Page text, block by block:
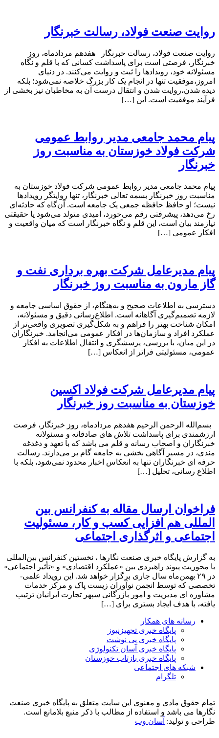
روایت صنعت فولاد،‌ رسالت خبرنگار
روایت صنعت فولاد،‌ رسالت خبرنگار هفدهم مردادماه، روز
خبرنگار، فرصتی است برای پاسداشت کسانی که با قلم و نگاه
مسئولانه خود، رویدادها را ثبت و روایت می‌کنند. در دنیای
امروز،موفقیت تنها در انجام یک کار بزرگ خلاصه نمی‌شود؛ بلکه
دیده شدن،روایت شدن و انتقال درست آن به مخاطبان نیز بخشی از
فرآیند موفقیت است. این […]
پیام محمد جامعی مدیر روابط عمومی
شرکت فولاد خوزستان به مناسبت روز
خبرنگار
پیام محمد جامعی مدیر روابط عمومی شرکت فولاد خوزستان به
مناسبت روز خبرنگار بسمه تعالی خبرنگار، تنها روایتگر رویدادها
نیست؛ او حافظ حافظه جمعی یک جامعه است. آن‌گاه که حادثه‌ای
رخ می‌دهد، پیشرفتی رقم می‌خورد، امیدی متولد می‌شود یا حقیقتی
نیازمند بیان است، این قلم و نگاه خبرنگار است که میان واقعیت و
افکار عمومی […]
پیام مدیرعامل شرکت بهره برداری نفت و
گاز مارون به مناسبت روز خبرنگار
دسترسی به اطلاعات صحیح و به‌هنگام، از حقوق اساسی جامعه و
لازمه تصمیم‌گیری آگاهانه است. اطلاع‌رسانی دقیق و مسئولانه،
امکان شناخت بهتر را فراهم و به شکل‌گیری تصویری واقعی‌تر از
عملکرد افراد و سازمان‌ها در افکار عمومی می‌انجامد. خبرنگاران
در این میان، با بررسی، پرسشگری و انتقال اطلاعات به افکار
عمومی، مسئولیتی فراتر از انعکاس […]
پیام مدیرعامل شرکت فولاد اکسین
خوزستان به مناسبت روز خبرنگار
بسم‌الله الرحمن الرحیم هفدهم مردادماه، روز خبرنگار، فرصت
ارزشمندی برای پاسداشت تلاش‌ های صادقانه و مسئولانه
خبرنگاران و اصحاب رسانه و قلم می باشد که با تعهد و دغدغه‌
مندی، در مسیر آگاهی‌ بخشی به جامعه گام بر می‌دارند. رسالت
حرفه‌ ای خبرنگاران تنها به انعکاس اخبار محدود نمی‌شود، بلکه با
اطلاع رسانی، تحلیل […]
فراخوان ارسال مقاله به کنفرانس بین
المللی هم افزایی کسب و کار، مسئولیت
اجتماعی و اثرگذاری اجتماعی
به گزارش پایگاه خبری صنعت نگارها ، نخستین کنفرانس بین‌المللی
با محوریت پیوند راهبردی بین «عملکرد اقتصادی» و «تأثیر اجتماعی»
در ۲۹ بهمن‌ماه سال جاری برگزار خواهد شد. این رویداد علمی-
تخصصی که توسط انجمن نوآوران زیست پاک و مرکز خدمات
مشاوره ای مدیریت و امور بازرگانی سپهر تجارت ایرانیان ترتیب
یافته، با هدف ایجاد بستری برای […]
رسانه های همکار
پایگاه خبری تجهیزنیوز
پایگاه خبری پی نوشت
پایگاه خبری آسان تکنولوژی
پایگاه خبری بازتاب خوزستان
شبکه های اجتماعی
تلگرام
تمام حقوق مادی و معنوی این سایت متعلق به پایگاه خبری صنعت
نگارها می باشد و استفاده از مطالب با ذکر منبع بلامانع است.
طراحی و تولید: آسان وب